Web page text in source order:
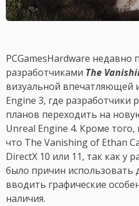
PCGamesHardware
разработчиками The
визуальной впечатляющей
Engine 3, где разработчики
планов переходить на
Unreal Engine 4. Кроме
что The Vanishing of Ethan
DirectX 10 или 11, так как у
было причин использовать
вводить графические
наличия.